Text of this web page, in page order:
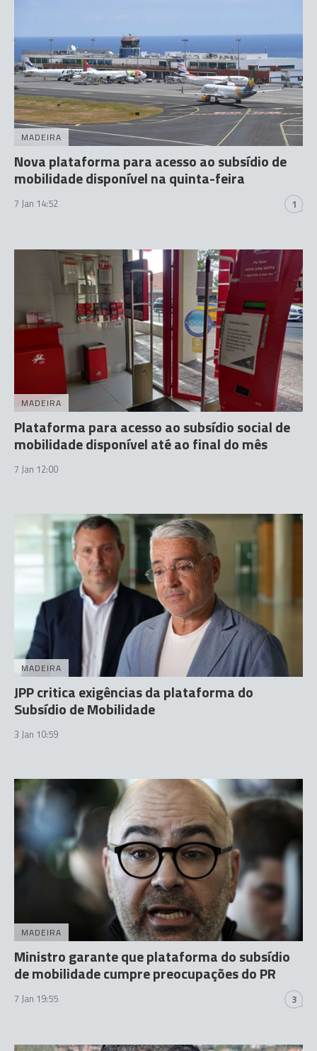
MADEIRA
Nova plataforma para acesso ao subsídio de
mobilidade disponível na quinta-feira
7 Jan 14:52 1
MADEIRA
Plataforma para acesso ao subsídio social de
mobilidade disponível até ao final do mês
7 Jan 12:00
MADEIRA
JPP critica exigências da plataforma do
Subsídio de Mobilidade
3 Jan 10:59
MADEIRA
Ministro garante que plataforma do subsídio
de mobilidade cumpre preocupações do PR
7 Jan 19:55 3